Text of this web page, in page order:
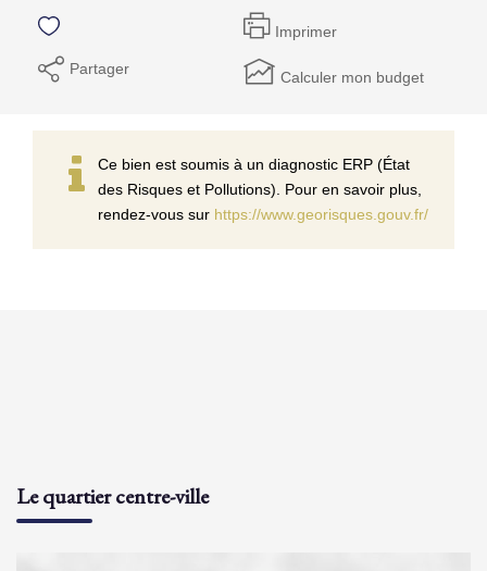
Imprimer
Partager Calculer mon budget
Ce bien est soumis à un diagnostic ERP (État
des Risques et Pollutions). Pour en savoir plus,
rendez-vous sur https://www.georisques.gouv.fr/
Le quartier centre-ville